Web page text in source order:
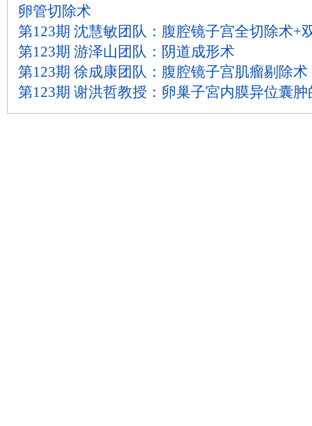
卵管切除术
第123期 沈慧敏团队：腹腔镜子宫全切除术+
第123期 游泽山团队：阴道成形术
第123期 徐成康团队：腹腔镜子宫肌瘤剔除术
第123期 谢洪哲教授：卵巢子宮内膜异位囊